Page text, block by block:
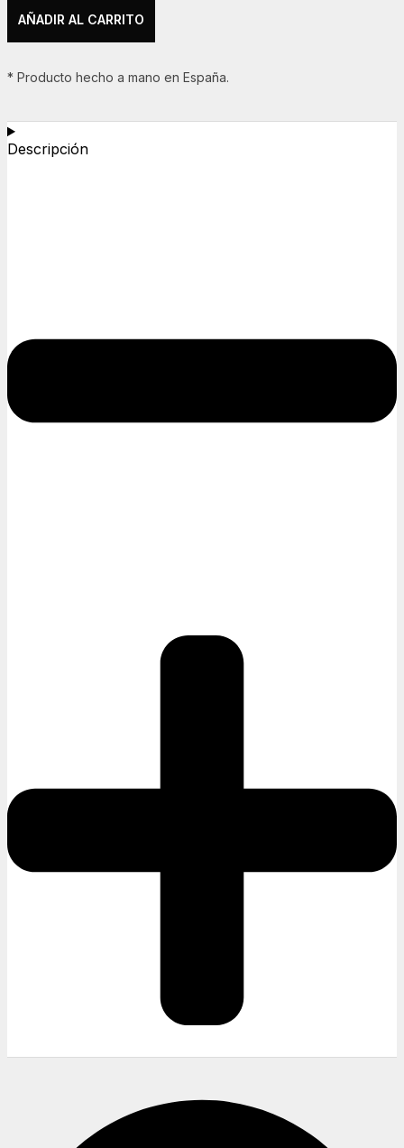
AÑADIR AL CARRITO
* Producto hecho a mano en España.
Descripción